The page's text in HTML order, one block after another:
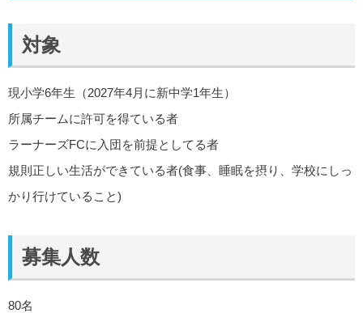
対象
現小学6年生（2027年4月に新中学1年生）
所属チームに許可を得ている者
ラーナーズFCに入団を前提としてる者
規則正しい生活ができている者(食事、睡眠を摂り、学校にしっ
かり行けていること)
募集人数
80名